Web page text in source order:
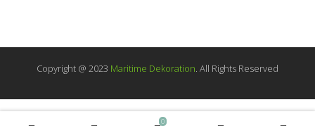
0
Copyright @ 2023 Maritime Dekoration. All Rights Reserved